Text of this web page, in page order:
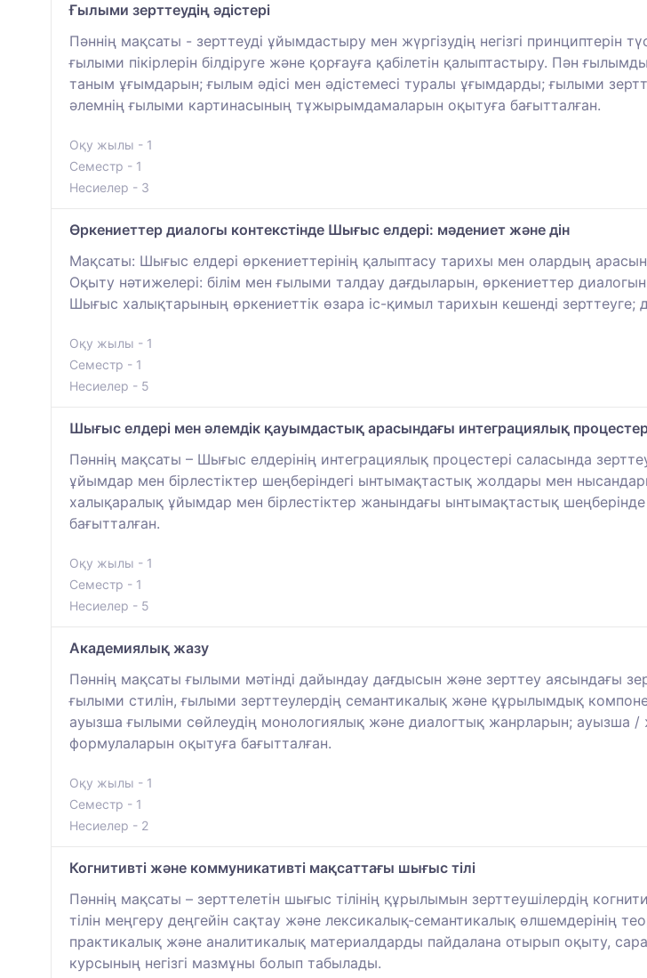
Ғылыми зерттеудің әдістері
Пәннің мақсаты - зерттеуді ұйымдастыру мен жүргізудің негізгі принциптерін
ғылыми пікірлерін білдіруге және қорғауға қабілетін қалыптастыру. Пән
таным ұғымдарын; ғылым әдісі мен әдістемесі туралы ұғымдарды; ғылыми
әлемнің ғылыми картинасының тұжырымдамаларын оқытуға бағытталған.
Оқу жылы - 1
Семестр - 1
Несиелер - 3
Өркениеттер диалогы контекстінде Шығыс елдері: мәдениет және дін
Мақсаты: Шығыс елдері өркениеттерінің қалыптасу тарихы мен олардың
Оқыту нәтижелері: білім мен ғылыми талдау дағдыларын, өркениеттер
Шығыс халықтарының өркениеттік өзара іс-қимыл тарихын кешенді зерттеуге;
Оқу жылы - 1
Семестр - 1
Несиелер - 5
Шығыс елдері мен әлемдік қауымдастық арасындағы интеграциялық
Пәннің мақсаты – Шығыс елдерінің интеграциялық процестері саласында
ұйымдар мен бірлестіктер шеңберіндегі ынтымақтастық жолдары мен
халықаралық ұйымдар мен бірлестіктер жанындағы ынтымақтастық
бағытталған.
Оқу жылы - 1
Семестр - 1
Несиелер - 5
Академиялық жазу
Пәннің мақсаты ғылыми мәтінді дайындау дағдысын және зерттеу аясындағы
ғылыми стилін, ғылыми зерттеулердің семантикалық және құрылымдық
ауызша ғылыми сөйлеудің монологиялық және диалогтық жанрларын; ауызша /
формулаларын оқытуға бағытталған.
Оқу жылы - 1
Семестр - 1
Несиелер - 2
Когнитивті және коммуникативті мақсаттағы шығыс тілі
Пәннің мақсаты – зерттелетін шығыс тілінің құрылымын зерттеушілердің
тілін меңгеру деңгейін сақтау және лексикалық-семантикалық өлшемдерінің
практикалық және аналитикалық материалдарды пайдалана отырып оқыту,
курсының негізгі мазмұны болып табылады.